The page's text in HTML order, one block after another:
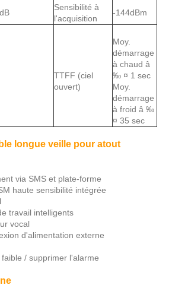
Sensibilité à
l'acquisition
-144dBm
TTFF (ciel
ouvert)
Moy.
démarrage
à chaud â
‰ ¤ 1 sec
Moy.
démarrage
à froid â ‰
¤ 35 sec
longue veille pour atout
via SMS et plate-forme
haute sensibilité intégrée
travail intelligents
vocal
d'alimentation externe
/ supprimer l'alarme